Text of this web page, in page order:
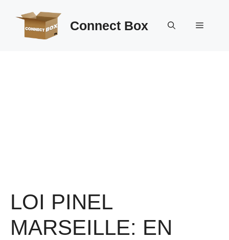
contenu
Connect Box Menu
LOI PINEL
MARSEILLE: EN